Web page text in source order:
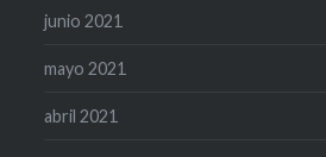
junio 2021
mayo 2021
abril 2021